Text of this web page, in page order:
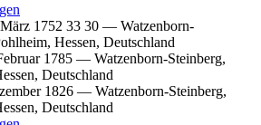
1752 33 30 — Watzenborn-
Hessen, Deutschland
1785 — Watzenborn-Steinberg,
Deutschland
1826 — Watzenborn-Steinberg,
Deutschland